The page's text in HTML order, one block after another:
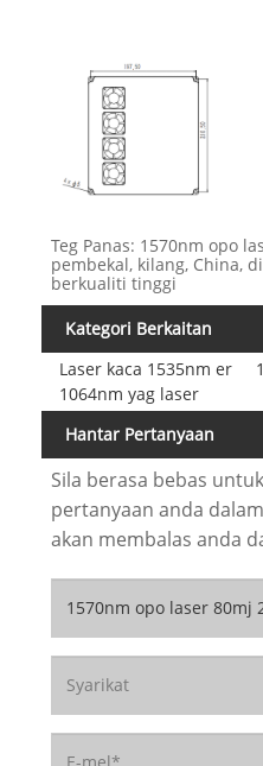
Teg Panas: 1570nm opo
pembekal, kilang, China,
berkualiti tinggi
Kategori Berkaitan
Laser kaca 1535nm er
1064nm yag laser
Hantar Pertanyaan
Sila berasa bebas
pertanyaan anda
akan membalas anda